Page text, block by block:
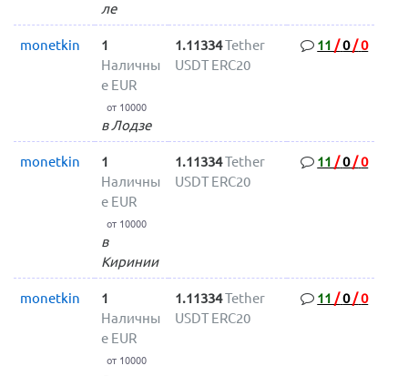
ле
monetkin
1
Наличны
е EUR
от 10000
в Лодзе
1.11334Tether
USDT ERC20
11 /0/0
monetkin
1
Наличны
е EUR
от 10000
в
Киринии
1.11334Tether
USDT ERC20
11 /0/0
monetkin
1
Наличны
е EUR
от 10000
1.11334Tether
USDT ERC20
11 /0/0